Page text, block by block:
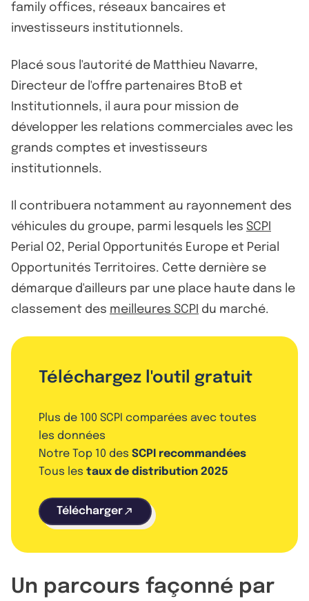
family offices, réseaux bancaires et
investisseurs institutionnels.
Placé sous l'autorité de Matthieu Navarre,
Directeur de l'offre partenaires BtoB et
Institutionnels, il aura pour mission de
développer les relations commerciales avec les
grands comptes et investisseurs
institutionnels.
Il contribuera notamment au rayonnement des
véhicules du groupe, parmi lesquels les SCPI
Perial O2, Perial Opportunités Europe et Perial
Opportunités Territoires. Cette dernière se
démarque d'ailleurs par une place haute dans le
classement des meilleures SCPI du marché.
Téléchargez l'outil gratuit
Plus de 100 SCPI comparées avec toutes
les données
Notre Top 10 des SCPI recommandées
Tous les taux de distribution 2025
Télécharger
Un parcours façonné par